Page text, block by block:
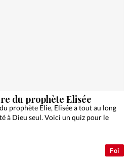
Foi
du prophète Elisée
prophète Elie, Elisée a tout au long
à Dieu seul. Voici un quiz pour le